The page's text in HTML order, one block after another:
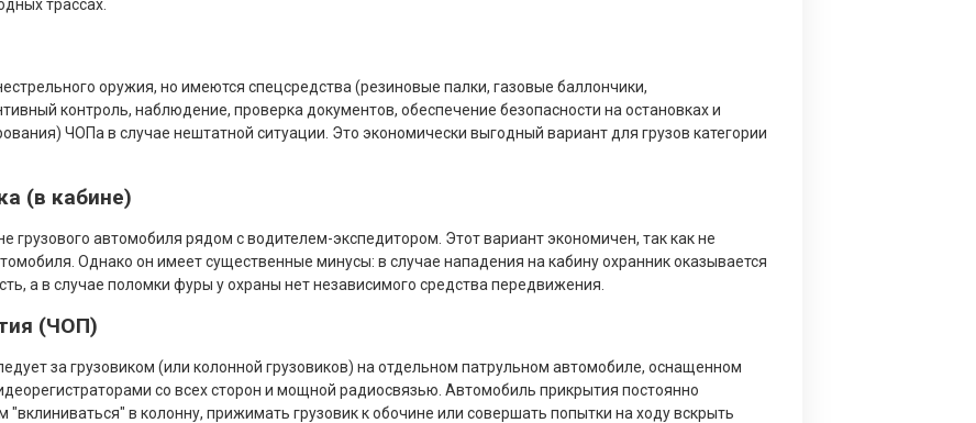
трассах.
оружия, но имеются спецсредства (резиновые палки, газовые баллончики,
контроль, наблюдение, проверка документов, обеспечение безопасности на остановках и
ЧОПа в случае нештатной ситуации. Это экономически выгодный вариант для грузов категории
(в кабине)
грузового автомобиля рядом с водителем-экспедитором. Этот вариант экономичен, так как не
Однако он имеет существенные минусы: в случае нападения на кабину охранник оказывается
а в случае поломки фуры у охраны нет независимого средства передвижения.
(ЧОП)
за грузовиком (или колонной грузовиков) на отдельном патрульном автомобиле, оснащенном
со всех сторон и мощной радиосвязью. Автомобиль прикрытия постоянно
в колонну, прижимать грузовик к обочине или совершать попытки на ходу вскрыть